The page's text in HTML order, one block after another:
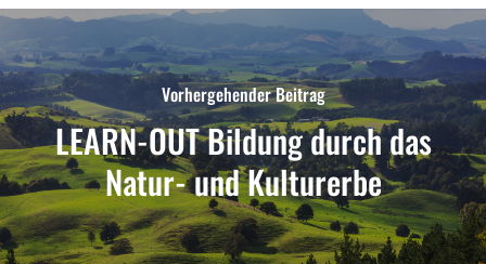
Vorhergehender Beitrag
LEARN-OUT Bildung durch das
Natur- und Kulturerbe